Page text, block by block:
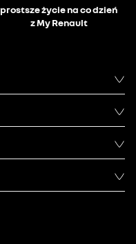
prostsze życie na co dzień
z My Renault